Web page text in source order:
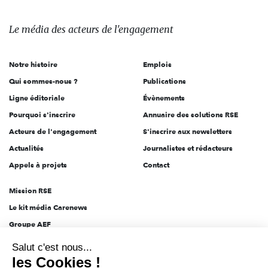
des
l'engagement
Le média des acteurs de l'engagement
Notre histoire
Qui sommes-nous ?
Ligne éditoriale
Pourquoi s'inscrire
Acteurs de l'engagement
Actualités
Appels à projets
Emplois
Publications
Évènements
Annuaire des solutions RSE
S'inscrire aux newsletters
Journalistes et rédacteurs
Contact
Mission RSE
Le kit média Carenews
Groupe AEF
Novethic
Salut c'est nous...
les Cookies !